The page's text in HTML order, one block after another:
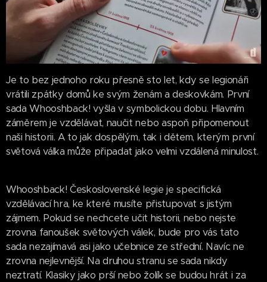
Je to bez jednoho roku přesně sto let, kdy se legionáři
vrátili zpátky domů ke svým ženám a deskovkám. První
sada Whooshback! vyšla v symbolickou dobu. Hlavním
záměrem je vzdělávat, naučit nebo aspoň připomenout
naši historii. A to jak dospělým, tak i dětem, kterým první
světová válka může připadat jako velmi vzdálená minulost.
Whooshback! Československé legie je specifická
vzdělávací hra, ke které musíte přistupovat s jistým
zájmem. Pokud se nechcete učit historii, nebo nejste
zrovna fanoušek světových válek, bude pro vás tato
sada nezajímavá asi jako učebnice ze střední. Navíc ne
zrovna nejlevnější. Na druhou stranu se sada nikdy
neztratí. Klasiky jako prší nebo žolík se budou hrát i za